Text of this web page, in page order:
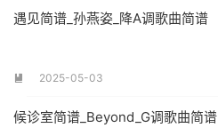
遇见简谱_孙燕姿_降A调歌曲简谱
 2025-05-03
候诊室简谱_Beyond_G调歌曲简谱